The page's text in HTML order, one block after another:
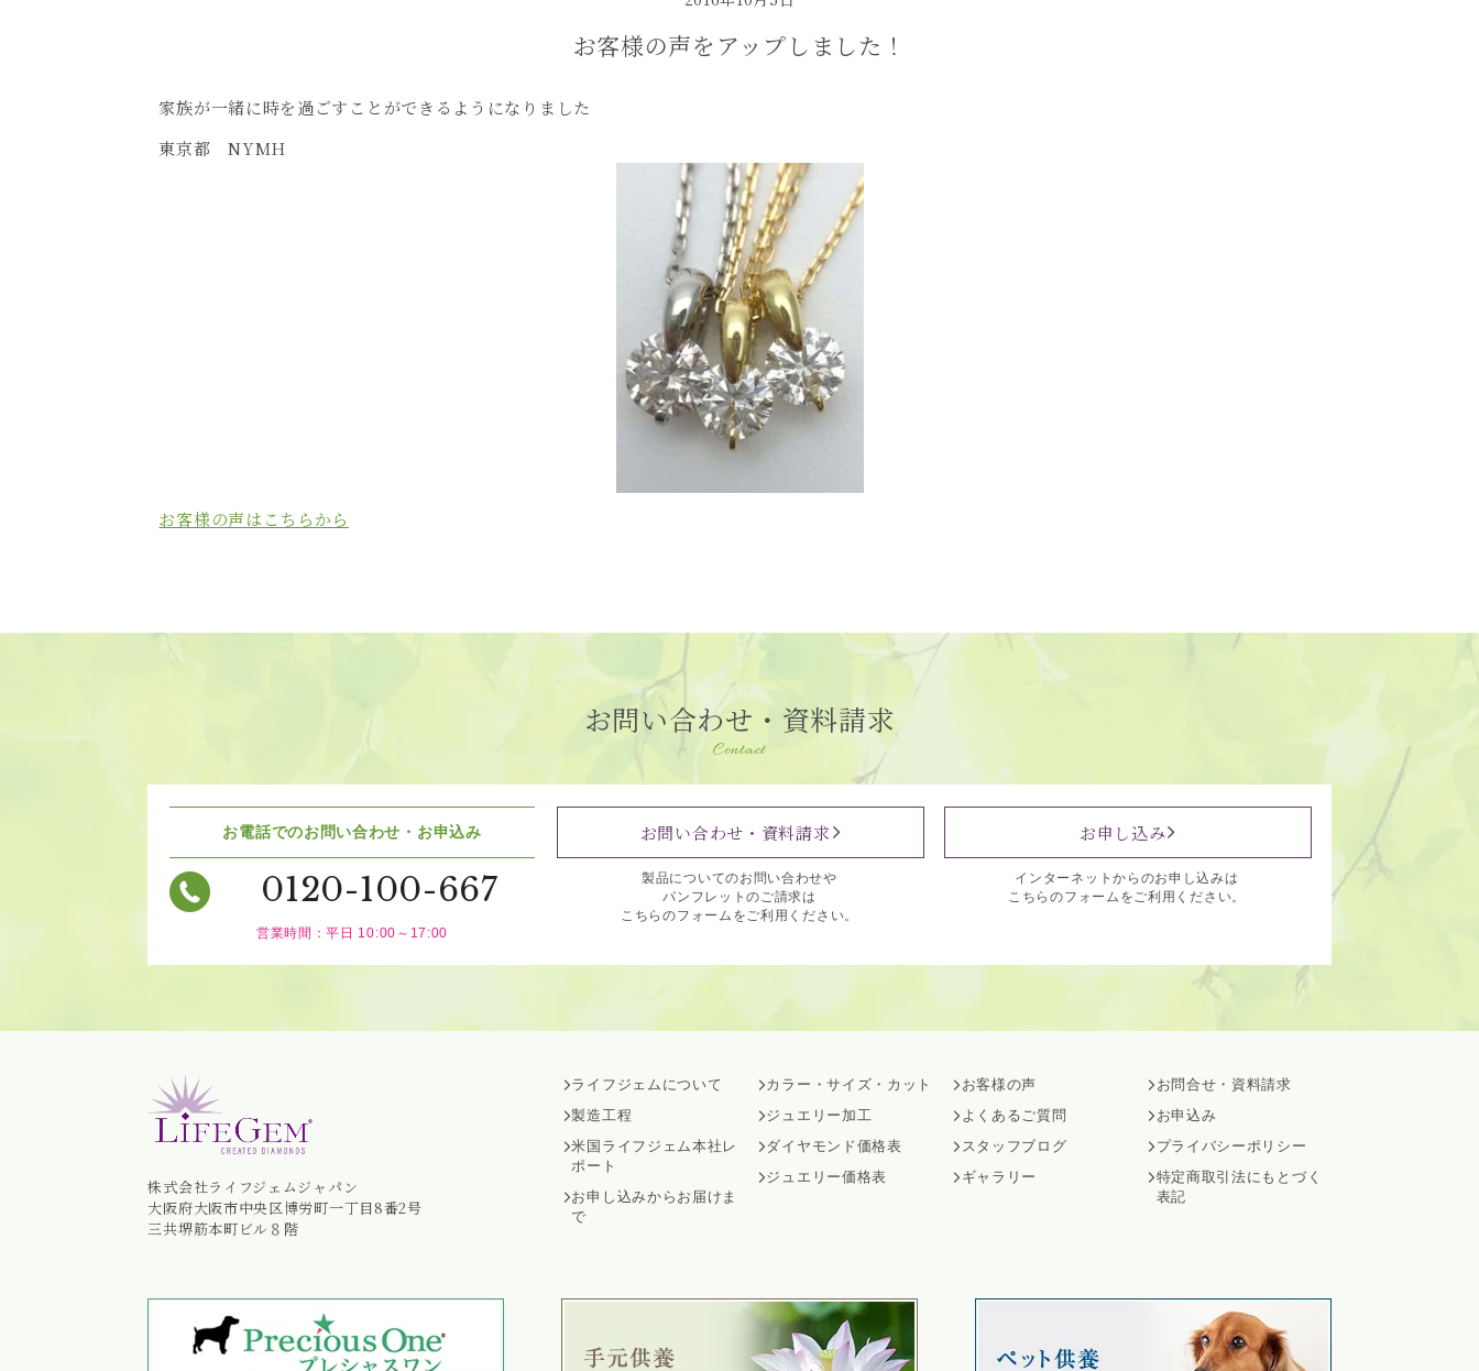
お客様の声をアップしました！
家族が一緒に時を過ごすことができるようになりました
東京都 NYMH
お客様の声はこちらから
お問い合わせ・資料請求
Contact
お電話でのお問い合わせ・お申込み
0120-100-667
営業時間：平日 10:00～17:00
お問い合わせ・資料請求
製品についてのお問い合わせや
パンフレットのご請求は
こちらのフォームをご利用ください。
お申し込み
インターネットからのお申し込みは
こちらのフォームをご利用ください。
株式会社ライフジェムジャパン
大阪府大阪市中央区博労町一丁目8番2号
三共堺筋本町ビル８階
ライフジェムについて
製造工程
米国ライフジェム本社レ
ポート
お申し込みからお届けま
で
カラー・サイズ・カット
ジュエリー加工
ダイヤモンド価格表
ジュエリー価格表
お客様の声
よくあるご質問
スタッフブログ
ギャラリー
お問合せ・資料請求
お申込み
プライバシーポリシー
特定商取引法にもとづく
表記